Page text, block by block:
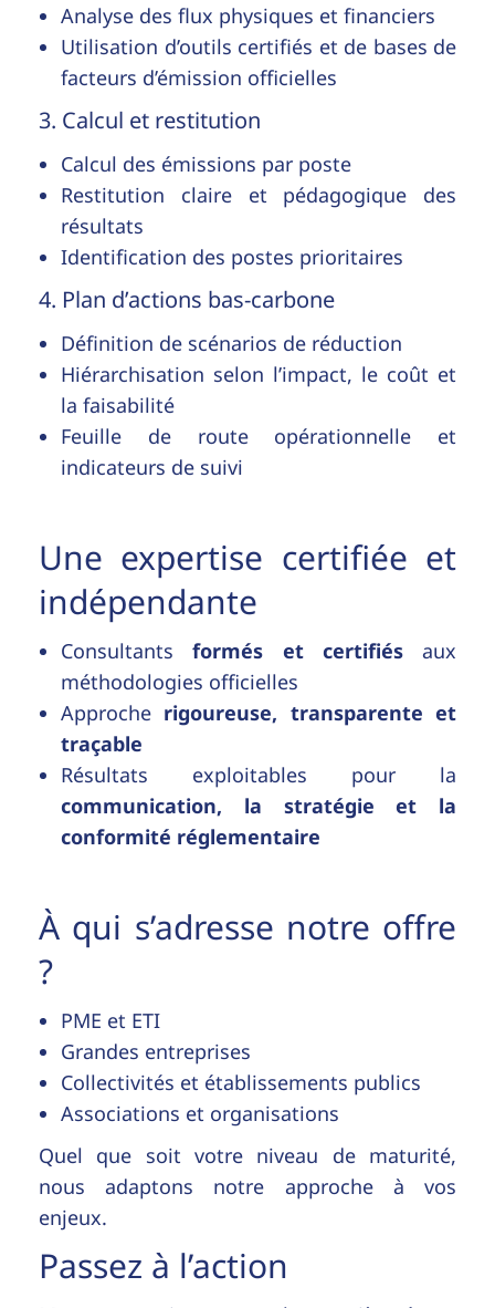
Analyse des flux physiques et financiers
Utilisation d’outils certifiés et de bases de
facteurs d’émission officielles
3. Calcul et restitution
Calcul des émissions par poste
Restitution claire et pédagogique des
résultats
Identification des postes prioritaires
4. Plan d’actions bas-carbone
Définition de scénarios de réduction
Hiérarchisation selon l’impact, le coût et
la faisabilité
Feuille de route opérationnelle et
indicateurs de suivi
Une expertise certifiée et
indépendante
Consultantsformés et certifiésaux
méthodologies officielles
Approche rigoureuse, transparente et
traçable
Résultats exploitables pour la
communication, la stratégie et la
conformité réglementaire
À qui s’adresse notre offre
?
PME et ETI
Grandes entreprises
Collectivités et établissements publics
Associations et organisations
Quel que soit votre niveau de maturité,
nous adaptons notre approche à vos
enjeux.
Passez à l’action